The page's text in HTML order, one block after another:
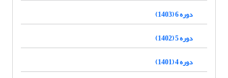
دوره 6 (1403)
دوره 5 (1402)
دوره 4 (1401)